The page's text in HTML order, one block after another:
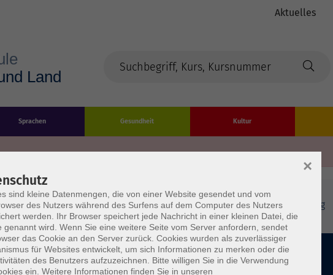
Aktuelles
Sprachen Gesundheit Kultur
Impressum Datenschutzerklärung AGB/Widerrufsbelehrung
sind kleine Datenmengen, die von einer Website gesendet und vom
des Nutzers während des Surfens auf dem Computer des Nutzers
werden. Ihr Browser speichert jede Nachricht in einer kleinen Datei, die
genannt wird. Wenn Sie eine weitere Seite vom Server anfordern, sendet
das Cookie an den Server zurück. Cookies wurden als zuverlässiger
für Websites entwickelt, um sich Informationen zu merken oder die
des Benutzers aufzuzeichnen. Bitte willigen Sie in die Verwendung
ein. Weitere Informationen finden Sie in unseren
×